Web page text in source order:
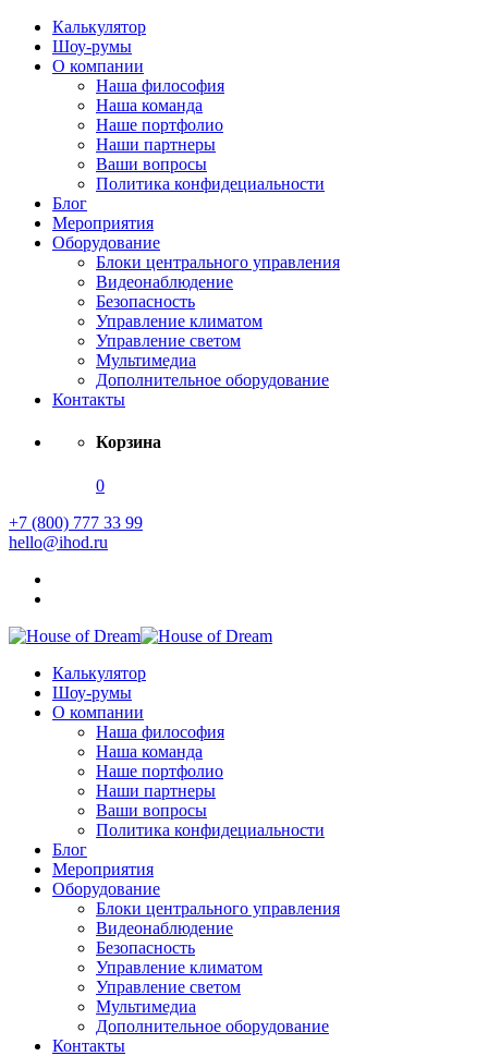
Калькулятор
Шоу-румы
О компании
Наша философия
Наша команда
Наше портфолио
Наши партнеры
Ваши вопросы
Политика конфидециальности
Блог
Мероприятия
Оборудование
Блоки центрального управления
Видеонаблюдение
Безопасность
Управление климатом
Управление светом
Мультимедиа
Дополнительное оборудование
Контакты
Корзина
0
+7 (800) 777 33 99
hello@ihod.ru
Калькулятор
Шоу-румы
О компании
Наша философия
Наша команда
Наше портфолио
Наши партнеры
Ваши вопросы
Политика конфидециальности
Блог
Мероприятия
Оборудование
Блоки центрального управления
Видеонаблюдение
Безопасность
Управление климатом
Управление светом
Мультимедиа
Дополнительное оборудование
Контакты